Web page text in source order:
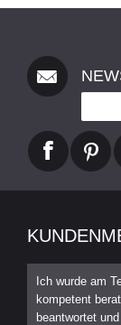
Ich wurde am
kompetent
beantwortet